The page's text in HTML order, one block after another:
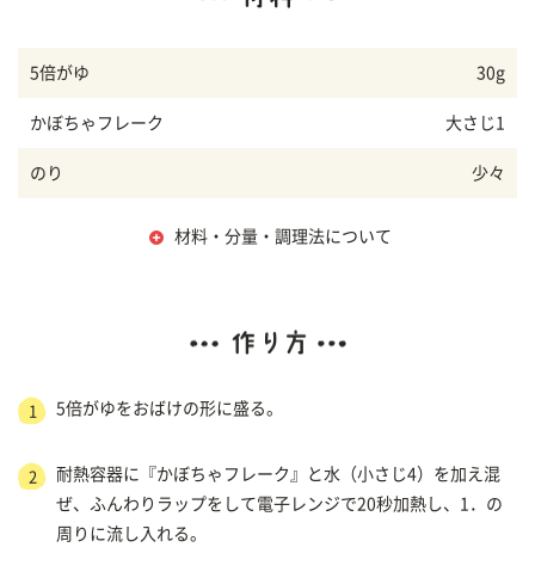
5倍がゆ 30g
かぼちゃフレーク 大さじ1
のり 少々
材料・分量・調理法について
1 5倍がゆをおばけの形に盛る。
2
耐熱容器に『かぼちゃフレーク』と水（小さじ4）を加え混
ぜ、ふんわりラップをして電子レンジで20秒加熱し、1．の
周りに流し入れる。